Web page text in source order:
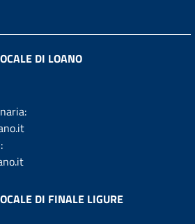
DI LOANO
DI FINALE LIGURE